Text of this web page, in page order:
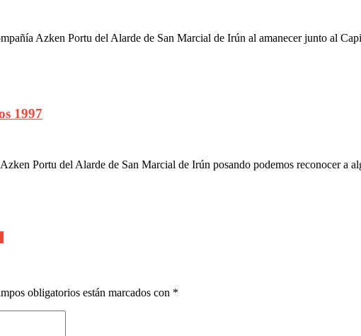
Azken Portu del Alarde de San Marcial de Irún al amanecer junto al
1997
Portu del Alarde de San Marcial de Irún posando podemos reconocer a
obligatorios están marcados con *